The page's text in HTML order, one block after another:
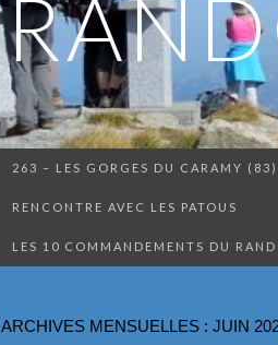
263 – LES GORGES DU CARAMY (83)
RENCONTRE AVEC LES PATOUS
LES 10 COMMANDEMENTS DU
ARCHIVES MENSUELLES : JUIN